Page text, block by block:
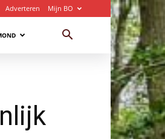
Adverteren Mijn BO